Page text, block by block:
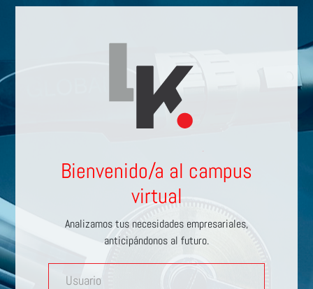
Bienvenido/a al campus
virtual
Analizamos tus necesidades empresariales,
anticipándonos al futuro.
Usuario